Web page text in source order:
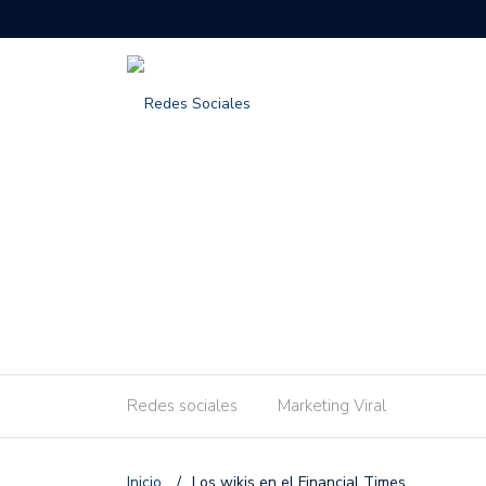
Redes sociales Marketing Viral